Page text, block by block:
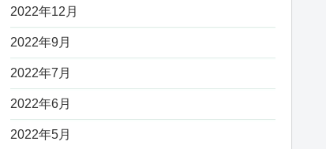
2022年12月
2022年9月
2022年7月
2022年6月
2022年5月